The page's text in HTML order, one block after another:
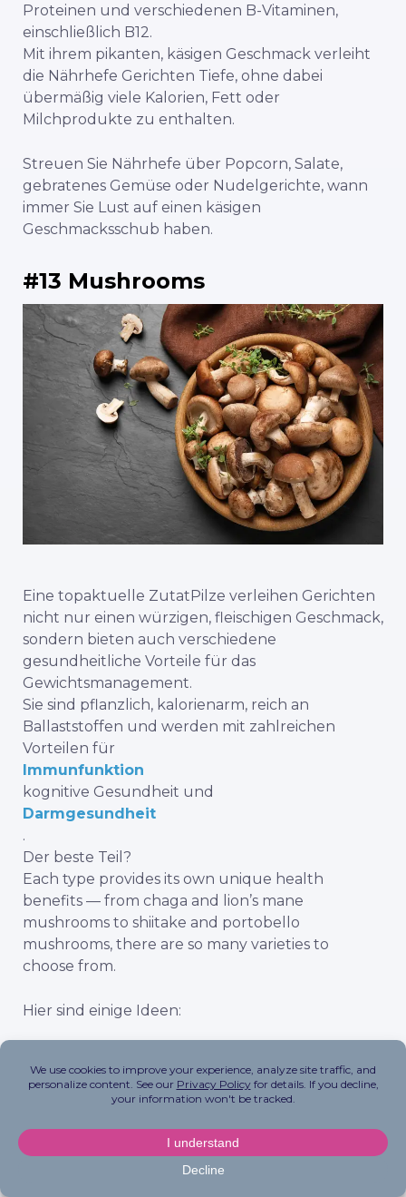
Proteinen und verschiedenen B-Vitaminen,
einschließlich B12.
Mit ihrem pikanten, käsigen Geschmack verleiht
die Nährhefe Gerichten Tiefe, ohne dabei
übermäßig viele Kalorien, Fett oder
Milchprodukte zu enthalten.
Streuen Sie Nährhefe über Popcorn, Salate,
gebratenes Gemüse oder Nudelgerichte, wann
immer Sie Lust auf einen käsigen
Geschmacksschub haben.
#13 Mushrooms
Eine topaktuelle ZutatPilze verleihen Gerichten
nicht nur einen würzigen, fleischigen Geschmack,
sondern bieten auch verschiedene
gesundheitliche Vorteile für das
Gewichtsmanagement.
Sie sind pflanzlich, kalorienarm, reich an
Ballaststoffen und werden mit zahlreichen
Vorteilen für
Immunfunktion
kognitive Gesundheit und
Darmgesundheit
.
Der beste Teil?
Each type provides its own unique health
benefits — from chaga and lion’s mane
mushrooms to shiitake and portobello
mushrooms, there are so many varieties to
choose from.
Hier sind einige Ideen:
Koffeingetränke und trinken Sie
stattdessen einen selbstgemachten
Braten Sie frische Löwenmähne mit
Ghee oder Avocadoöl für eine